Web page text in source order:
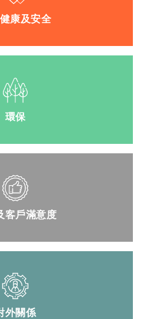
康及安全
環保
客戶滿意度
外關係